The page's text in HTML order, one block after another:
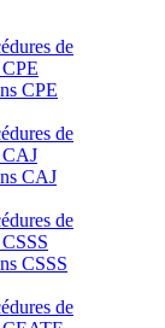
de
CPE
de
CAJ
CAJ
de
CSSS
de